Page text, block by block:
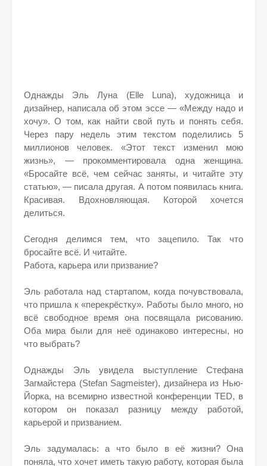
Однажды Эль Луна (Elle Luna), художница и
дизайнер, написала об этом эссе — «Между надо и
хочу». О том, как найти свой путь и понять себя.
Через пару недель этим текстом поделились 5
миллионов человек. «Этот текст изменил мою
жизнь», — прокомментировала одна женщина.
«Бросайте всё, чем сейчас заняты, и читайте эту
статью», — писала другая. А потом появилась книга.
Красивая. Вдохновляющая. Которой хочется
делиться.
Сегодня делимся тем, что зацепило. Так что
бросайте всё. И читайте.
Работа, карьера или призвание?
Эль работала над стартапом, когда почувствовала,
что пришла к «перекрёстку». Работы было много, но
всё свободное время она посвящала рисованию.
Оба мира были для неё одинаково интересны, но
что выбрать?
Однажды Эль увидела выступление Стефана
Загмайстера (Stefan Sagmeister), дизайнера из Нью-
Йорка, на всемирно известной конференции TED, в
котором он показал разницу между работой,
карьерой и призванием.
Эль задумалась: а что было в её жизни? Она
поняла, что хочет иметь такую работу, которая была